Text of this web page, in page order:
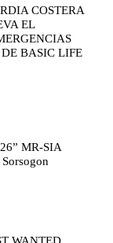
COSTERA
EL
BASIC LIFE
MR-SIA